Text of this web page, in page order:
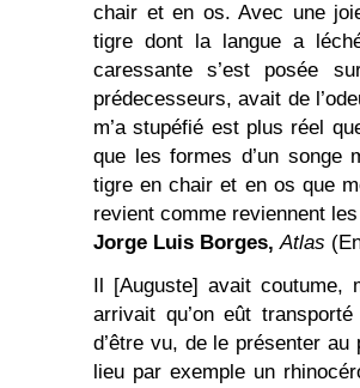
chair et en os. Avec une
tigre dont la langue a
caressante s’est posée
prédecesseurs, avait de
m’a stupéfié est plus réel
que les formes d’un
tigre en chair et en os que
revient comme reviennent
Jorge Luis Borges,Atlas
Il [Auguste] avait coutume,
arrivait qu’on eût
d’être vu, de le présenter au
lieu par exemple un